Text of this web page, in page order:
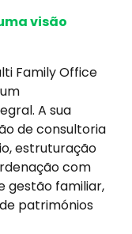
visão
Family Office
A sua
de consultoria
estruturação
com
gestão familiar,
patrimónios